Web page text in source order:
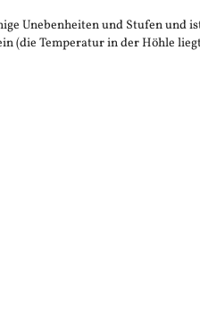
Unebenheiten und Stufen und
(die Temperatur in der Höhle